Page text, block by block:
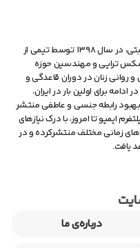
ایمپو بزرگترین پلتفرم حوزه سلامت و خودمراقبتی، در سال ۱۳۹۸ توسط تیمی از
تراپی و مهندسین حوزه
روانی زنان در دوران قاعدگی و
ادامه برای اولین بار در ایران،
بهبود رابطه جنسی و عاطفی منتشر
ایمپو تا امروز، با درک نیازهای
های زمانی مختلف منتشرکرده و در
یافت.
درباره‌ی ما